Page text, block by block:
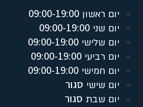
יום ראשון 09:00-19:00
יום שני 09:00-19:00
יום שלישי 09:00-19:00
יום רביעי 09:00-19:00
יום חמישי 09:00-19:00
יום שישי סגור
יום שבת סגור